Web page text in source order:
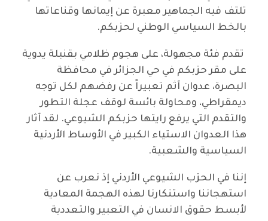
تلتف فيه الجماهير معبرة عن إيمانها وقناعاتها
بالخط السياسي الوطني لحزبكم.
تقدم فئة مجهولة، على هجوم ظلامي بقنبلة يدوية
على مقر حزبكم في حي الجزائر في محافظة
البصرة، عدوان آثم تعبيراً عن رفضهم لكل توجه
ديمقراطي، ومحاولة بائسة لوقف عجلة التطور
والتقدم التي يرفع رايتها حزبكم الشيوعي. لقد آثار
هذا العدوان الاستياء الكبير في الأوساط الأردنية
السياسية والشعبية.
إننا في الحزب الشيوعي الأردني إذ نعرب عن
استهجاننا واستنكارنا لهذه الهجمة المعادية
لأبسط حقوق الانسان في التعبير والتعددية